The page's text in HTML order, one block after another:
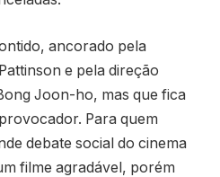
ancorado pela
e pela direção
Joon-ho, mas que fica
Para quem
debate social do cinema
filme agradável, porém